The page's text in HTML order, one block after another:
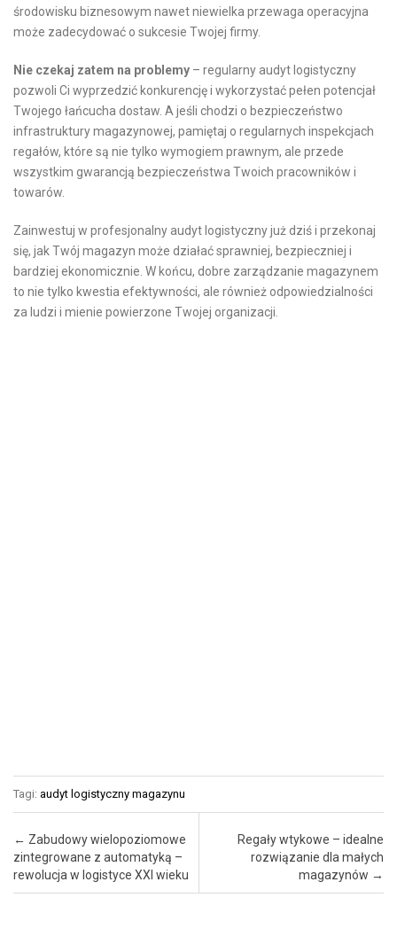
środowisku biznesowym nawet niewielka przewaga operacyjna
może zadecydować o sukcesie Twojej firmy.
Nie czekaj zatem na problemy – regularny audyt logistyczny
pozwoli Ci wyprzedzić konkurencję i wykorzystać pełen potencjał
Twojego łańcucha dostaw. A jeśli chodzi o bezpieczeństwo
infrastruktury magazynowej, pamiętaj o regularnych inspekcjach
regałów, które są nie tylko wymogiem prawnym, ale przede
wszystkim gwarancją bezpieczeństwa Twoich pracowników i
towarów.
Zainwestuj w profesjonalny audyt logistyczny już dziś i przekonaj
się, jak Twój magazyn może działać sprawniej, bezpieczniej i
bardziej ekonomicznie. W końcu, dobre zarządzanie magazynem
to nie tylko kwestia efektywności, ale również odpowiedzialności
za ludzi i mienie powierzone Twojej organizacji.
Tagi: audyt logistyczny magazynu
Post navigation
← Zabudowy wielopoziomowe
zintegrowane z automatyką –
rewolucja w logistyce XXI wieku
Regały wtykowe – idealne
rozwiązanie dla małych
magazynów →